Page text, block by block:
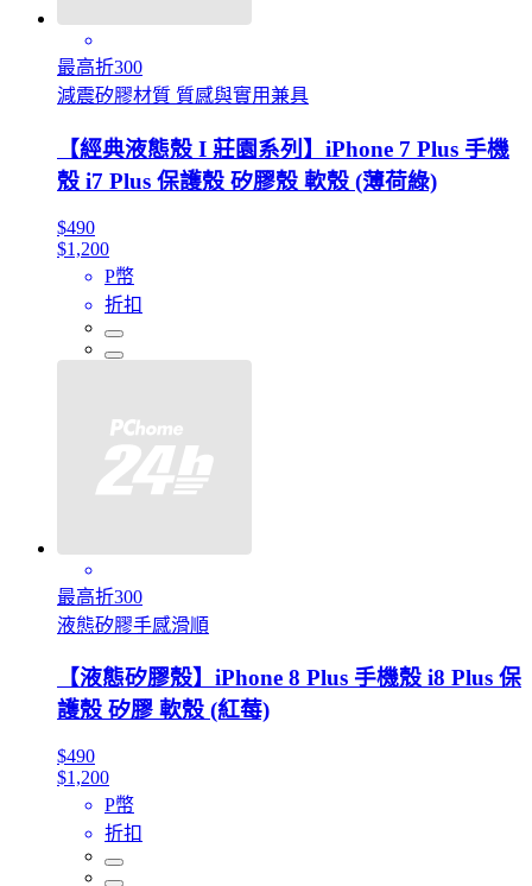
最高折300
減震矽膠材質 質感與實用兼具
【經典液態殼 I 莊園系列】iPhone 7 Plus 手機
殼 i7 Plus 保護殼 矽膠殼 軟殼 (薄荷綠)
$490
$1,200
P幣
折扣
最高折300
液態矽膠手感滑順
【液態矽膠殼】iPhone 8 Plus 手機殼 i8 Plus 保
護殼 矽膠 軟殼 (紅莓)
$490
$1,200
P幣
折扣